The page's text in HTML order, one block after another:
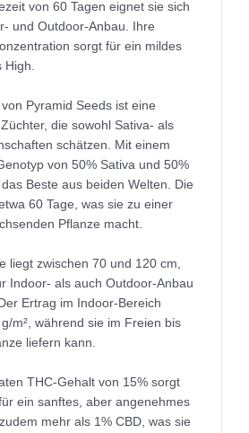
von 60 Tagen eignet sie sich
und Outdoor-Anbau. Ihre
sorgt für ein mildes
High.
von Pyramid Seeds ist eine
die sowohl Sativa- als
schätzen. Mit einem
von 50% Sativa und 50%
Beste aus beiden Welten. Die
60 Tage, was sie zu einer
Pflanze macht.
liegt zwischen 70 und 120 cm,
Indoor- als auch Outdoor-Anbau
Ertrag im Indoor-Bereich
m², während sie im Freien bis
liefern kann.
THC-Gehalt von 15% sorgt
ein sanftes, aber angenehmes
mehr als 1% CBD, was sie